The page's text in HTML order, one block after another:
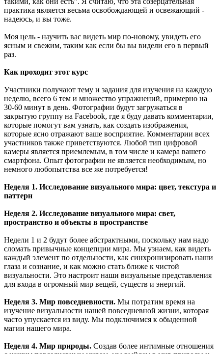
практика является весьма освобождающей и освежающий -
надеюсь, и вы тоже.
Моя цель - научить вас видеть мир по-новому, увидеть его
ясным и свежим, таким как если бы вы видели его в первый
раз.
Как проходит этот курс
Участники получают тему и задания для изучения на каждую
неделю, всего 6 тем и множество упражнений, примерно на
30-60 минут в день. Фотографии будут загружаться в
закрытую группу на Facebook, где я буду давать комментарии,
которые помогут вам узнать, как создать изображения,
которые ясно отражают ваше восприятие. Комментарии всех
участников также приветствуются. Любой тип цифровой
камеры является приемлемым, в том числе и камера вашего
смартфона. Опыт фотографии не является необходимым, но
немного любопытства все же потребуется!
Неделя 1. Исследование визуального мира: цвет, текстура и
паттерн
Неделя 2. Исследование визуального мира: свет,
пространство и объекты в пространстве
Недели 1 и 2 будут более абстрактными, поскольку нам надо
сломать привычные концепции мира. Мы узнаем, как видеть
каждый элемент по отдельности, как синхронизировать наши
глаза и сознание, и как можно стать ближе к чистой
визуальности. Это настроит наши визуальные представления
для входа в огромный мир вещей, существ и энергий.
Неделя 3. Мир повседневности. Мы потратим время на
изучение визуальности нашей повседневной жизни, которая
часто упускается из виду. Мы подключимся к обыденной
магии нашего мира.
Неделя 4. Мир природы. Создав более интимные отношения